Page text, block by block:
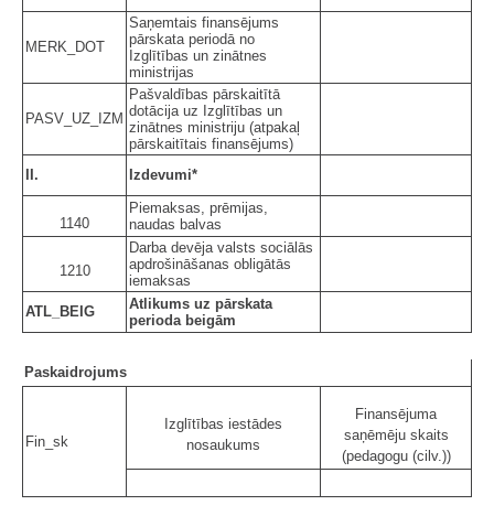
MERK_DOT
Saņemtais finansējums
pārskata periodā no
Izglītības un zinātnes
ministrijas
PASV_UZ_IZM
Pašvaldības pārskaitītā
dotācija uz Izglītības un
zinātnes ministriju (atpakaļ
pārskaitītais finansējums)
II.
Izdevumi*
1140
Piemaksas, prēmijas,
naudas balvas
1210
Darba devēja valsts sociālās
apdrošināšanas obligātās
iemaksas
ATL_BEIG
Atlikums uz pārskata
perioda beigām
Paskaidrojums
Fin_sk
Izglītības iestādes
nosaukums
Finansējuma
saņēmēju skaits
(pedagogu (cilv.))